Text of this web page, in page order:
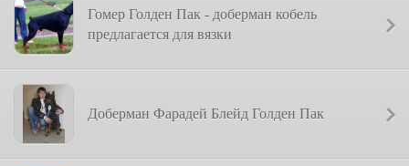
Гомер Голден Пак - доберман кобель
предлагается для вязки
Доберман Фарадей Блейд Голден Пак